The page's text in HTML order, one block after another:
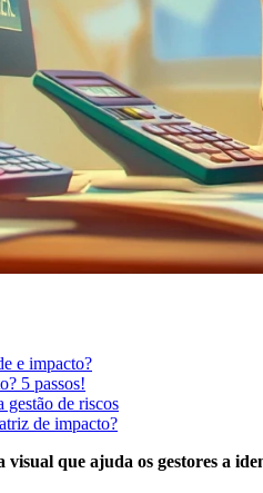
e impacto?
5 passos!
gestão de riscos
de impacto?
que ajuda os gestores a